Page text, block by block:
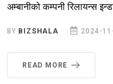
अम्बानीको कम्पनी रिलायन्स
BY BIZSHALA 2024-
READ MORE